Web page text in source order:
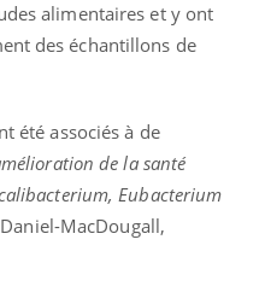
alimentaires et y ont
des échantillons de
été associés à de
de la santé
Eubacterium
MacDougall,
numérique » pour
à la médecine
lié à un groupe
en matière de bilan de
d'un « jumeau
permet ...